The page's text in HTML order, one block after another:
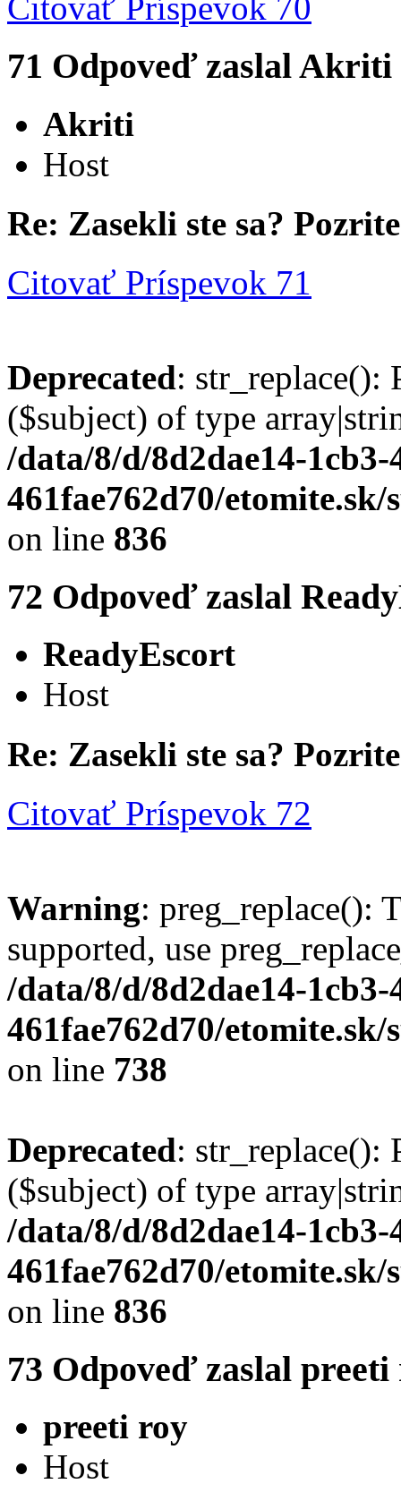
71 Odpoveď zaslalAkriti
Akriti
Host
Re: Zasekli ste sa?
Citovať Príspevok 71
Deprecated: str_replace():
($subject) of type
/data/8/d/8d2dae14-1cb3-
461fae762d70/
on line 836
72 Odpoveď zaslal
ReadyEscort
Host
Re: Zasekli ste sa?
Citovať Príspevok 72
Warning: preg_replace():
supported, use
/data/8/d/8d2dae14-1cb3-
461fae762d70/
on line 738
Deprecated: str_replace():
($subject) of type
/data/8/d/8d2dae14-1cb3-
461fae762d70/
on line 836
73 Odpoveď zaslal preeti
preeti roy
Host